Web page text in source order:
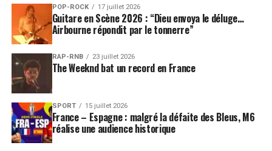
POP-ROCK 17 juillet 2026
Guitare en Scène 2026 : “Dieu envoya le déluge…
Airbourne répondit par le tonnerre”
RAP-RNB 23 juillet 2026
The Weeknd bat un record en France
SPORT 15 juillet 2026
France – Espagne : malgré la défaite des Bleus, M6
réalise une audience historique